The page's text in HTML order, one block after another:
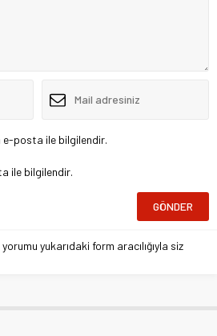
e-posta ile bilgilendir.
ile bilgilendir.
yukarıdaki form aracılığıyla siz